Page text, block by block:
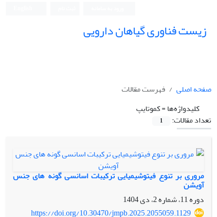
زیست فناوری گیاهان دارویی
صفحه اصلی
فهرست مقالات
کلیدواژه‌ها =کموتایپ
تعداد مقالات:
1
مروری بر تنوع فیتوشیمیایی ترکیبات اسانسی گونه های جنس
آویشن
دوره 11، شماره 2، دی 1404
https://doi.org/10.30470/jmpb.2025.2055059.1129